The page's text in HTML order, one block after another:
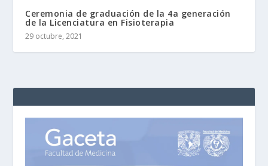
Ceremonia de graduación de la 4a generación
de la Licenciatura en Fisioterapia
29 octubre, 2021